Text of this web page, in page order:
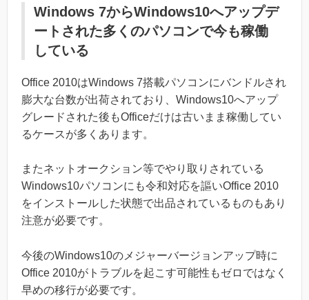
Windows 7からWindows10へアップデ
ートされた多くのパソコンで今も稼働
している
Office 2010はWindows 7搭載パソコンにバンドルされ
膨大な台数が出荷されており、Windows10へアップ
グレードされた後もOfficeだけは古いまま稼働してい
るケースが多くあります。
またネットオークション等でやり取りされている
Windows10パソコンにも令和対応を謳いOffice 2010
をインストールした状態で出品されているものもあり
注意が必要です。
今後のWindows10のメジャーバージョンアップ時に
Office 2010がトラブルを起こす可能性もゼロではなく
早めの移行が必要です。